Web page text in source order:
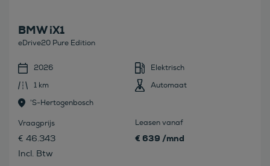
BMW iX1
eDrive20 Pure Edition
2026
Elektrisch
1 km
Automaat
's-Hertogenbosch
Vraagprijs
€ 46.343
Incl. Btw
Leasen vanaf
€ 639 /mnd